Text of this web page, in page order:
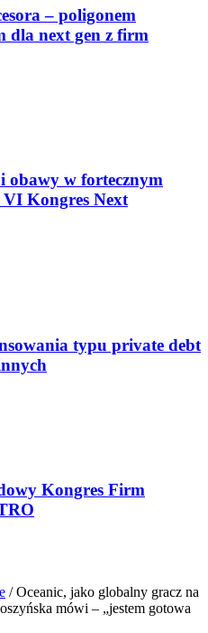
– poligonem
dla next gen z firm
obawy w fortecznym
Kongres Next
typu private debt
Kongres Firm
/ Oceanic, jako globalny gracz na
mówi – „jestem gotowa